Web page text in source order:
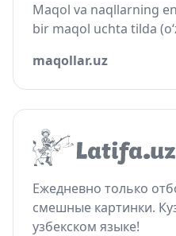
Maqol va naqllarning
bir maqol uchta tilda
maqollar.uz
Ежедневно только
смешные картинки.
узбекском языке!